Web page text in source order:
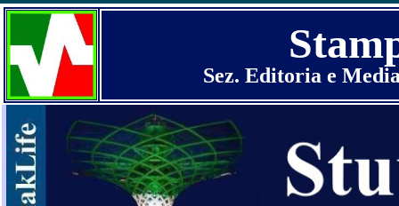
Sez. Editoria e